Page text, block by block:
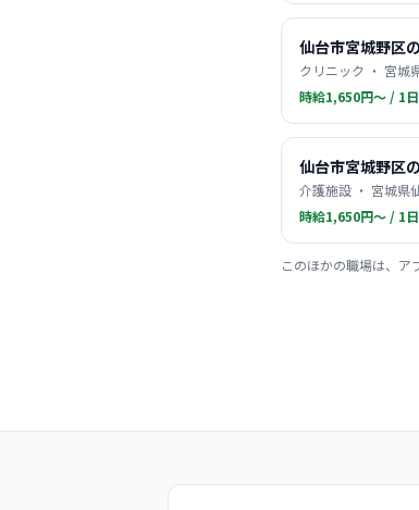
仙台市宮城野区
クリニック ・ 宮城
時給1,650円〜 / 1
仙台市宮城野区
介護施設 ・ 宮城県
時給1,650円〜 / 1
このほかの職場は、ア